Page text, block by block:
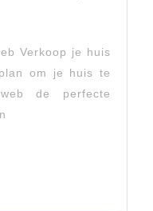
Snel
En
Verkoop je huis
om je huis te
de perfecte